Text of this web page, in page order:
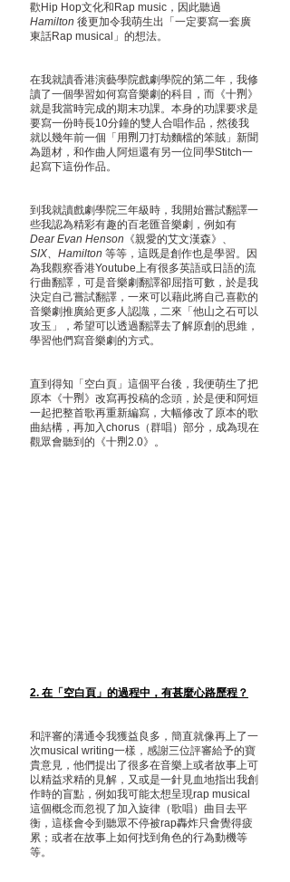
歡Hip Hop文化和Rap music，因此聽過
Hamilton 後更加令我萌生出「一定要寫一套廣
東話Rap musical」的想法。
在我就讀香港演藝學院戲劇學院的第二年，我修
讀了一個學習如何寫音樂劇的科目，而《十𠝹》
就是我當時完成的期末功課。本身的功課要求是
要寫一份時長10分鐘的雙人合唱作品，然後我
就以幾年前一個「用𠝹刀打劫麵檔的笨賊」新聞
為題材，和作曲人阿烜還有另一位同學Stitch一
起寫下這份作品。
到我就讀戲劇學院三年級時，我開始嘗試翻譯一
些我認為精彩有趣的百老匯音樂劇，例如有
Dear Evan Henson 《親愛的艾文漢森》、
SIX、Hamilton 等等，這既是創作也是學習。因
為我觀察香港Youtube上有很多英語或日語的流
行曲翻譯，可是音樂劇翻譯卻屈指可數，於是我
決定自己嘗試翻譯，一來可以藉此將自己喜歡的
音樂劇推廣給更多人認識，二來「他山之石可以
攻玉」，希望可以透過翻譯去了解原創的思維，
學習他們寫音樂劇的方式。
直到得知「空白頁」這個平台後，我便萌生了把
原本《十𠝹》改寫再投稿的念頭，於是便和阿烜
一起把整首歌再重新編寫，大幅修改了原本的歌
曲結構，再加入chorus（群唱）部分，成為現在
觀眾會聽到的《十𠝹2.0》。
2. 在「空白頁」的過程中，有甚麼心路歷程？
和評審的溝通令我獲益良多，簡直就像再上了一
次musical writing一樣，感謝三位評審給予的寶
貴意見，他們提出了很多在音樂上或者故事上可
以精益求精的見解，又或是一針見血地指出我創
作時的盲點，例如我可能太想呈現rap musical
這個概念而忽視了加入旋律（歌唱）曲目去平
衡，這樣會令到聽眾不停被rap轟炸只會覺得疲
累；或者在故事上如何找到角色的行為動機等
等。